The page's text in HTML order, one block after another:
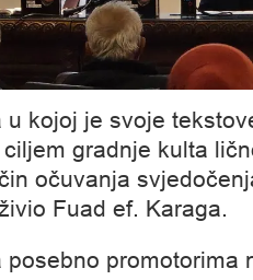
u kojoj je svoje
gradnje kulta
očuvanja
Fuad ef. Karaga.
promotorima